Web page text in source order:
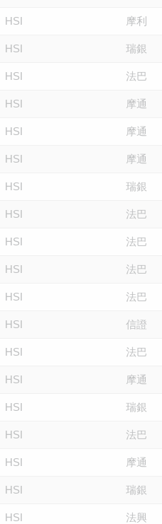
HSI 摩利
HSI 瑞銀
HSI 法巴
HSI 摩通
HSI 摩通
HSI 摩通
HSI 瑞銀
HSI 法巴
HSI 法巴
HSI 法巴
HSI 法巴
HSI 信證
HSI 法巴
HSI 摩通
HSI 瑞銀
HSI 法巴
HSI 摩通
HSI 瑞銀
HSI 法興